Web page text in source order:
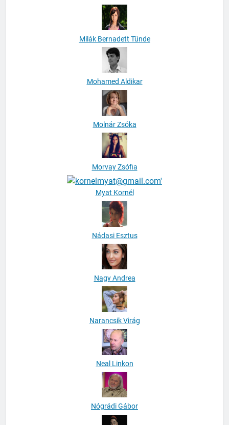
Milák Bernadett Tünde
Mohamed Aldikar
Molnár Zsóka
Morvay Zsófia
Myat Kornél
Nádasi Esztus
Nagy Andrea
Narancsik Virág
Neal Linkon
Nógrádi Gábor